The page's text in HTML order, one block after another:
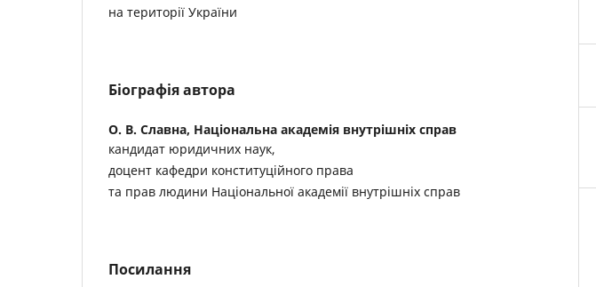
на території України
Біографія автора
О. В. Славна, Національна академія внутрішніх справ
кандидат юридичних наук,
доцент кафедри конституційного права
та прав людини Національної академії внутрішніх справ
Посилання